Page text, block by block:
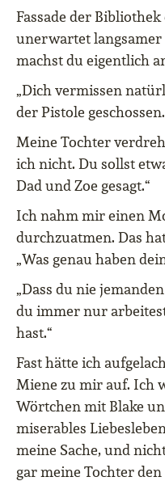
Fassade der
unerwartet langsamer
machst du eigentlich
„Dich vermissen
der Pistole geschossen.
Meine Tochter
ich nicht. Du sollst
Dad und Zoe gesagt.“
Ich nahm mir einen
durchzuatmen. Das
„Was genau haben
„Dass du nie
du immer nur
hast.“
Fast hätte ich
Miene zu mir auf. Ich
Wörtchen mit Blake
miserables
meine Sache, und
gar meine Tochter